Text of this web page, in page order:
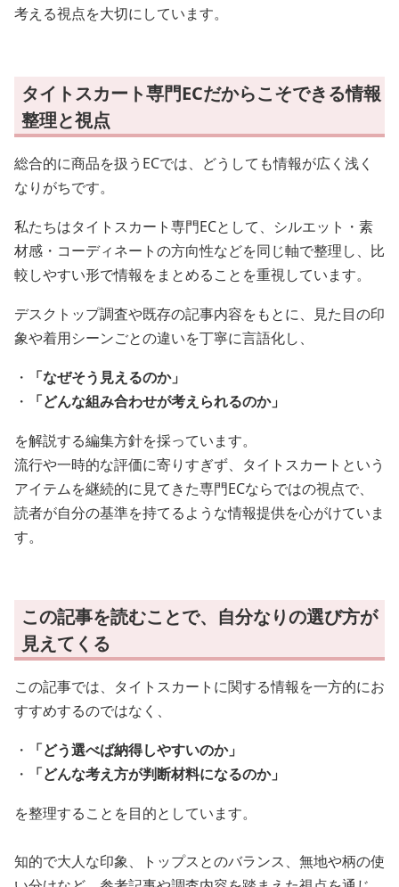
考える視点を大切にしています。
タイトスカート専門ECだからこそできる情報
整理と視点
総合的に商品を扱うECでは、どうしても情報が広く浅く
なりがちです。
私たちはタイトスカート専門ECとして、シルエット・素
材感・コーディネートの方向性などを同じ軸で整理し、比
較しやすい形で情報をまとめることを重視しています。
デスクトップ調査や既存の記事内容をもとに、見た目の印
象や着用シーンごとの違いを丁寧に言語化し、
・
「なぜそう見えるのか」
・
「どんな組み合わせが考えられるのか」
を解説する編集方針を採っています。
流行や一時的な評価に寄りすぎず、タイトスカートという
アイテムを継続的に見てきた専門ECならではの視点で、
読者が自分の基準を持てるような情報提供を心がけていま
す。
この記事を読むことで、自分なりの選び方が
見えてくる
この記事では、タイトスカートに関する情報を一方的にお
すすめするのではなく、
・
「どう選べば納得しやすいのか」
・
「どんな考え方が判断材料になるのか」
を整理することを目的としています。
知的で大人な印象、トップスとのバランス、無地や柄の使